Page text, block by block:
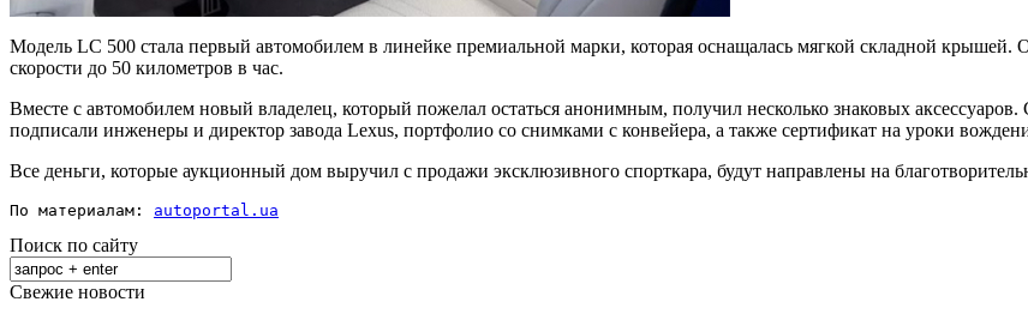
Модель LC 500 стала первый автомобилем в линейке премиальной марки, которая оснащалась мягкой складной крышей.
скорости до 50 километров в час.
Вместе с автомобилем новый владелец, который пожелал остаться анонимным, получил несколько знаковых
подписали инженеры и директор завода Lexus, портфолио со снимками с конвейера, а также сертификат на уроки
Все деньги, которые аукционный дом выручил с продажи эксклюзивного спорткара, будут направлены на
По материалам: autoportal.ua
Поиск по сайту
Свежие новости